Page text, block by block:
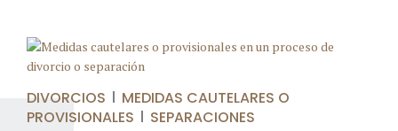
DIVORCIOS
MEDIDAS CAUTELARES O
PROVISIONALES
SEPARACIONES